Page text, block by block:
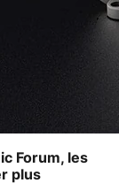
Forum, les
plus